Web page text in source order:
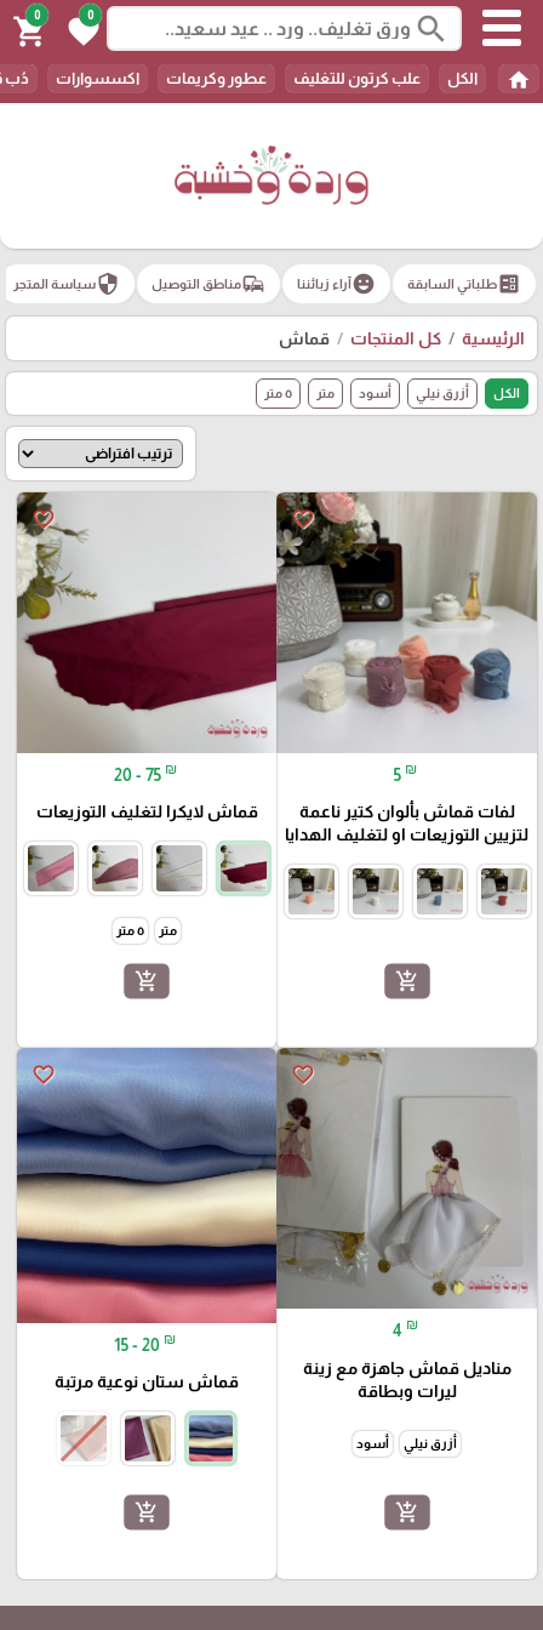
search
0
favorite
0
shopping_cart
home الكل علب كرتون للتغليف عطور وكريمات اكسسوارات دُب
ballotطلباتي السابقة emoji_emotionsآراء زبائننا commuteمناطق التوصيل securityسياسة المتجر
الرئيسية كل المنتجات قماش
الكل أزرق نيلي أسود متر ٥ متر
favorite_border
5 ₪
لفات قماش بألوان كتير ناعمة
لتزيين التوزيعات او لتغليف الهدايا
add_shopping_cart
favorite_border
20 - 75 ₪
قماش لايكرا لتغليف التوزيعات
متر ٥ متر
add_shopping_cart
favorite_border
4 ₪
مناديل قماش جاهزة مع زينة
ليرات وبطاقة
أزرق نيلي أسود
add_shopping_cart
favorite_border
15 - 20 ₪
قماش ستان نوعية مرتبة
add_shopping_cart